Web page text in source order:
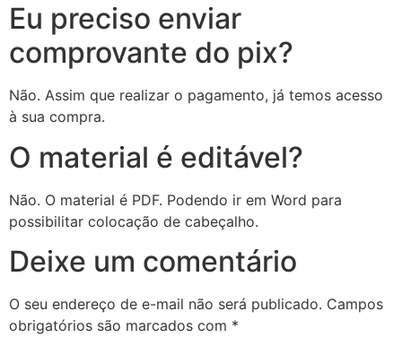
Eu preciso enviar
comprovante do pix?
Não. Assim que realizar o pagamento, já temos acesso
à sua compra.
O material é editável?
Não. O material é PDF. Podendo ir em Word para
possibilitar colocação de cabeçalho.
Deixe um comentário
O seu endereço de e-mail não será publicado. Campos
obrigatórios são marcados com *